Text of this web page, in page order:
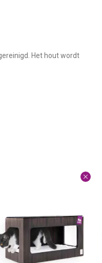
Het hout wordt